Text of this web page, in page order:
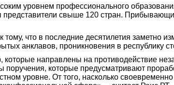
уровнем профессионального
представители свыше 120 стран.
что в последние десятилетия заметно
анклавов, проникновения в республику
направлены на противодействие
которые предусматривают
уровне. От того, насколько